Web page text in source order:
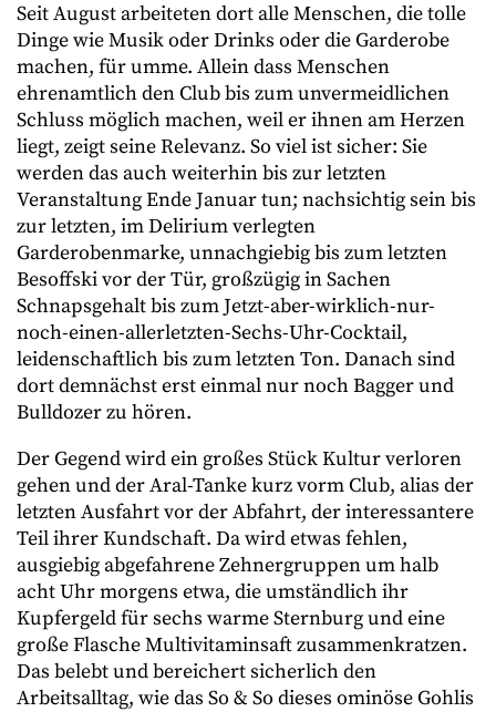
Seit August arbeiteten dort alle Menschen, die tolle
Dinge wie Musik oder Drinks oder die Garderobe
machen, für umme. Allein dass Menschen
ehrenamtlich den Club bis zum unvermeidlichen
Schluss möglich machen, weil er ihnen am Herzen
liegt, zeigt seine Relevanz. So viel ist sicher: Sie
werden das auch weiterhin bis zur letzten
Veranstaltung Ende Januar tun; nachsichtig sein bis
zur letzten, im Delirium verlegten
Garderobenmarke, unnachgiebig bis zum letzten
Besoffski vor der Tür, großzügig in Sachen
Schnapsgehalt bis zum Jetzt-aber-wirklich-nur-
noch-einen-allerletzten-Sechs-Uhr-Cocktail,
leidenschaftlich bis zum letzten Ton. Danach sind
dort demnächst erst einmal nur noch Bagger und
Bulldozer zu hören.
Der Gegend wird ein großes Stück Kultur verloren
gehen und der Aral-Tanke kurz vorm Club, alias der
letzten Ausfahrt vor der Abfahrt, der interessantere
Teil ihrer Kundschaft. Da wird etwas fehlen,
ausgiebig abgefahrene Zehnergruppen um halb
acht Uhr morgens etwa, die umständlich ihr
Kupfergeld für sechs warme Sternburg und eine
große Flasche Multivitaminsaft zusammenkratzen.
Das belebt und bereichert sicherlich den
Arbeitsalltag, wie das So & So dieses ominöse Gohlis